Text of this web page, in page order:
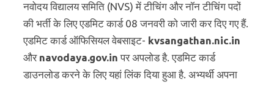
नवोदय विद्यालय समिति (NVS) में टीचिंग और नॉन टीचिंग पदों
की भर्ती के लिए एडमिट कार्ड 08 जनवरी को जारी कर दिए गए हैं.
एडमिट कार्ड ऑफिसियल वेबसाइट- kvsangathan.nic.in
और navodaya.gov.in पर अपलोड है. एडमिट कार्ड
डाउनलोड करने के लिए यहां लिंक दिया हुआ है. अभ्यर्थी अपना